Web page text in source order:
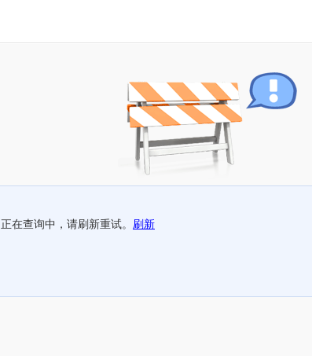
正在查询中，请刷新重试。 刷新